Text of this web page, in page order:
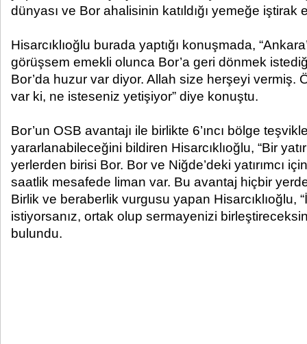
dünyası ve Bor ahalisinin katıldığı yemeğe iştirak
Hisarcıklıoğlu burada yaptığı konuşmada,
görüşsem emekli olunca Bor’a geri dönmek
Bor’da huzur var diyor. Allah size herşeyi vermiş.
var ki, ne isteseniz yetişiyor” diye konuştu.
Bor’un OSB avantajı ile birlikte 6’ıncı bölge
yararlanabileceğini bildiren Hisarcıklıoğlu, “Bir
yerlerden birisi Bor. Bor ve Niğde’deki yatırımcı
saatlik mesafede liman var. Bu avantaj hiçbir
Birlik ve beraberlik vurgusu yapan Hisarcıklıoğlu,
istiyorsanız, ortak olup sermayenizi
bulundu.